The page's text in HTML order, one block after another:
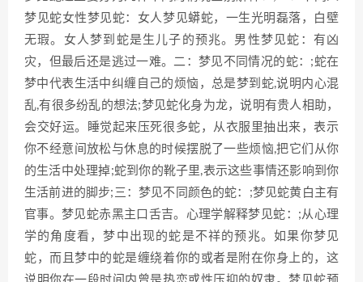
梦见蛇女性梦见蛇：女人梦见蟒蛇，一生光明磊落，白壁
无瑕。女人梦到蛇是生儿子的预兆。男性梦见蛇：有凶
灾，但最后还是逃过一难。二：梦见不同情况的蛇：;蛇在
梦中代表生活中纠缠自己的烦恼，总是梦到蛇,说明内心混
乱,有很多纷乱的想法;梦见蛇化身为龙，说明有贵人相助，
会交好运。睡觉起来压死很多蛇，从衣服里抽出来，表示
你不经意间放松与休息的时候摆脱了一些烦恼,把它们从你
的生活中处理掉;蛇到你的靴子里,表示这些事情还影响到你
生活前进的脚步;三：梦见不同颜色的蛇：;梦见蛇黄白主有
官事。梦见蛇赤黑主口舌吉。心理学解释梦见蛇：;从心理
学的角度看，梦中出现的蛇是不祥的预兆。如果你梦见
蛇，而且梦中的蛇是缠绕着你的或者是附在你身上的，这